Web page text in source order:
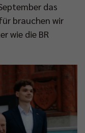
das
brauchen wir
wie die BR